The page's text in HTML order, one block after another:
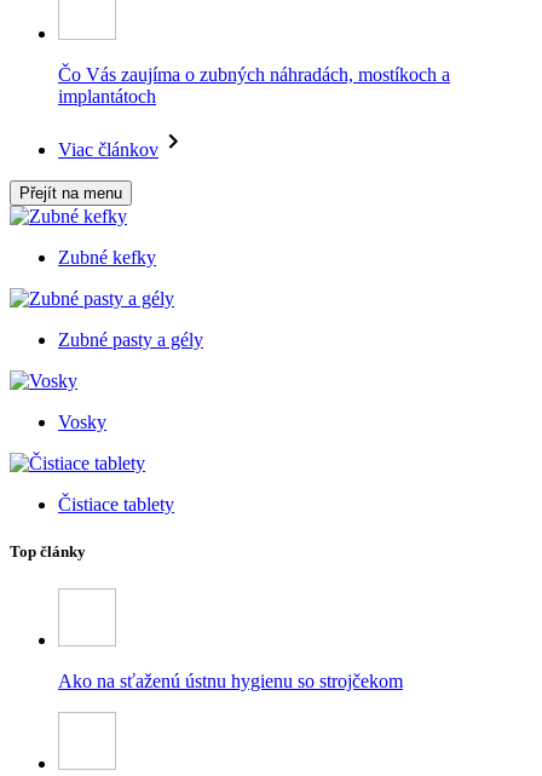
Čo Vás zaujíma o zubných náhradách, mostíkoch a
implantátoch
Viac článkov
Přejít na menu
Zubné kefky
Zubné pasty a gély
Vosky
Čistiace tablety
Top články
Ako na sťaženú ústnu hygienu so strojčekom